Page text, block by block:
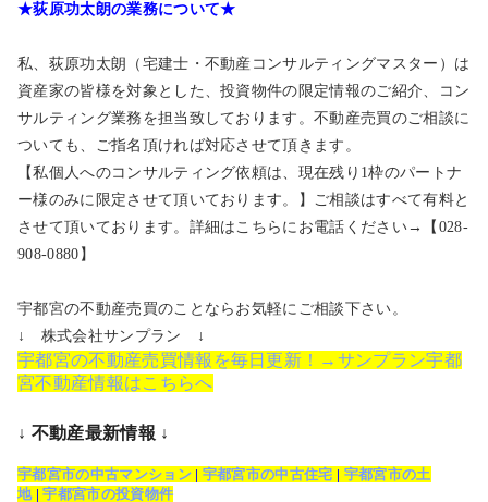
★荻原功太朗の業務について★
私、荻原功太朗（宅建士・不動産コンサルティングマスター）は
資産家の皆様を対象とした、投資物件の限定情報のご紹介、コン
サルティング業務を担当致しております。不動産売買のご相談に
ついても、ご指名頂ければ対応させて頂きます。
【私個人へのコンサルティング依頼は、現在残り1枠のパートナ
ー様のみに限定させて頂いております。】ご相談はすべて有料と
させて頂いております。詳細はこちらにお電話ください→【028-
908-0880】
宇都宮の不動産売買のことならお気軽にご相談下さい。
↓ 株式会社サンプラン ↓
宇都宮の不動産売買情報を毎日更新！→サンプラン宇都
宮不動産情報はこちらへ
↓ 不動産最新情報 ↓
宇都宮市の中古マンション| 宇都宮市の中古住宅 | 宇都宮市の土
地|宇都宮市の投資物件